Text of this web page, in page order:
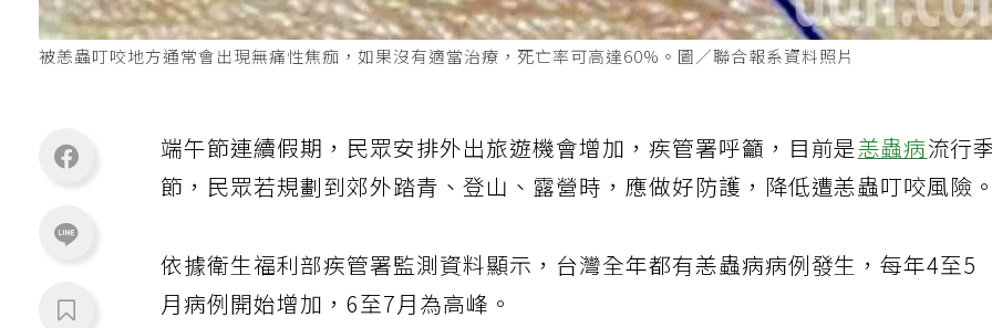
被恙蟲叮咬地方通常會出現無痛性焦痂，如果沒有適當治療，死亡率可高達60%。圖／聯合報系資料照片
端午節連續假期，民眾安排外出旅遊機會增加，疾管署呼籲，目前是恙蟲病流行
節，民眾若規劃到郊外踏青、登山、露營時，應做好防護，降低遭恙蟲叮咬風險
依據衛生福利部疾管署監測資料顯示，台灣全年都有恙蟲病病例發生，每年4至5
月病例開始增加，6至7月為高峰。